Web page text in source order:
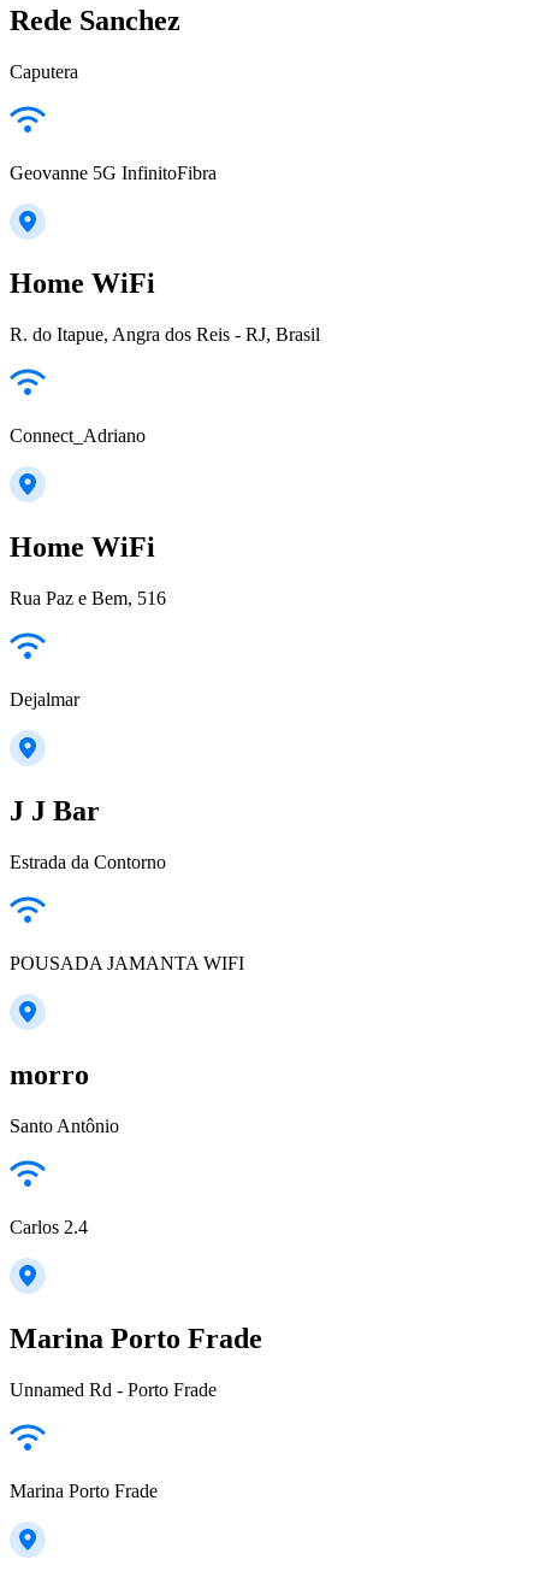
Rede Sanchez
Caputera
Geovanne 5G InfinitoFibra
Home WiFi
R. do Itapue, Angra dos Reis - RJ, Brasil
Connect_Adriano
Home WiFi
Rua Paz e Bem, 516
Dejalmar
J J Bar
Estrada da Contorno
POUSADA JAMANTA WIFI
morro
Santo Antônio
Carlos 2.4
Marina Porto Frade
Unnamed Rd - Porto Frade
Marina Porto Frade